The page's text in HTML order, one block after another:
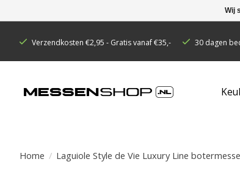
Verzendkosten €2,95 - Gratis vanaf €35,- 30 dagen
Home / Laguiole Style de Vie Luxury Line
Wij